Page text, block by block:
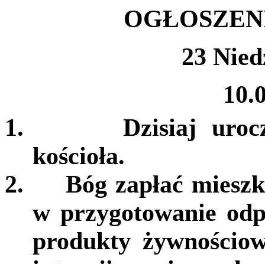
23
1.
Dzisiaj
kościoła.
2.
Bóg zapłać
w przygotowanie
produkty